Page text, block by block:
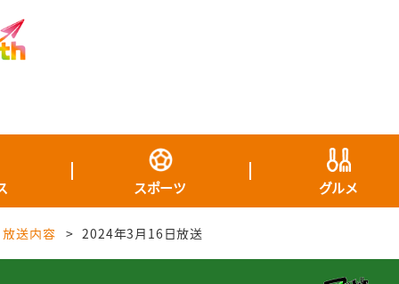
スポーツ グルメ
放送内容 2024年3月16日放送